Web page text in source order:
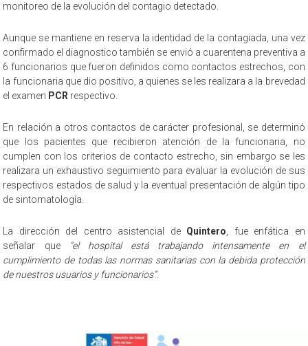
monitoreo de la evolución del contagio detectado.
Aunque se mantiene en reserva la identidad de la contagiada, una vez
confirmado el diagnostico también se envió a cuarentena preventiva a
6 funcionarios que fueron definidos como contactos estrechos, con
la funcionaria que dio positivo, a quienes se les realizara a la brevedad
el examen PCR respectivo.
En relación a otros contactos de carácter profesional, se determinó
que los pacientes que recibieron atención de la funcionaria, no
cumplen con los criterios de contacto estrecho, sin embargo se les
realizara un exhaustivo seguimiento para evaluar la evolución de sus
respectivos estados de salud y la eventual presentación de algún tipo
de sintomatología.
La dirección del centro asistencial de Quintero, fue enfática en
señalar que
“el hospital está trabajando intensamente en el
cumplimiento de todas las normas sanitarias con la debida protección
de nuestros usuarios y funcionarios”.